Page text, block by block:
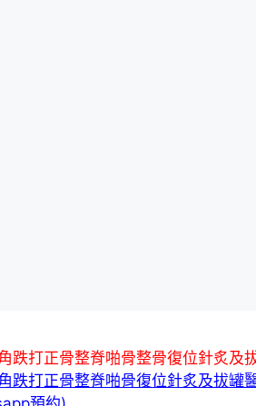
跌打正骨整脊啪骨整骨復位針炙及
跌打正骨整脊啪骨復位針炙及拔罐